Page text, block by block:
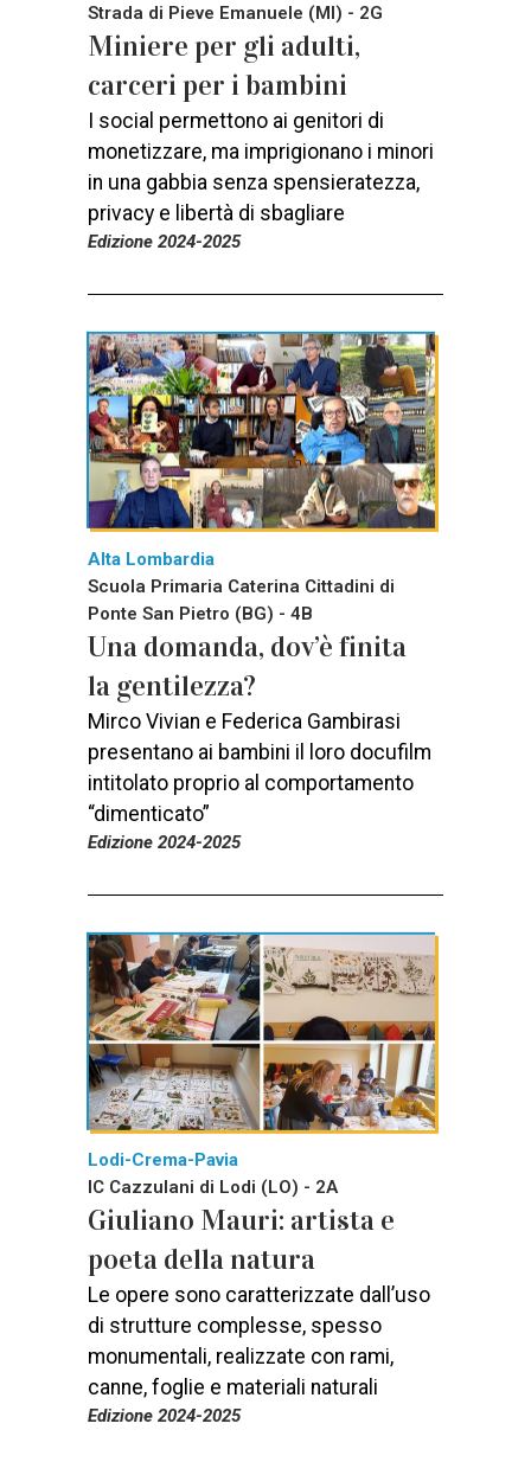
Strada di Pieve Emanuele (MI) - 2G
Miniere per gli adulti,
carceri per i bambini
I social permettono ai genitori di
monetizzare, ma imprigionano i minori
in una gabbia senza spensieratezza,
privacy e libertà di sbagliare
Edizione 2024-2025
Alta Lombardia
Scuola Primaria Caterina Cittadini di
Ponte San Pietro (BG) - 4B
Una domanda, dov’è finita
la gentilezza?
Mirco Vivian e Federica Gambirasi
presentano ai bambini il loro docufilm
intitolato proprio al comportamento
“dimenticato”
Edizione 2024-2025
Lodi-Crema-Pavia
IC Cazzulani di Lodi (LO) - 2A
Giuliano Mauri: artista e
poeta della natura
Le opere sono caratterizzate dall’uso
di strutture complesse, spesso
monumentali, realizzate con rami,
canne, foglie e materiali naturali
Edizione 2024-2025